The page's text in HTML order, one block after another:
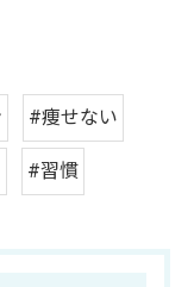
#痩せない
#習慣